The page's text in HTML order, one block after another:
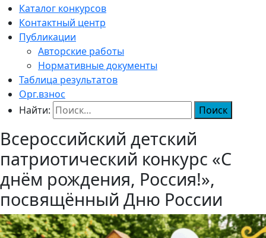
Каталог конкурсов
Контактный центр
Публикации
Авторские работы
Нормативные документы
Таблица результатов
Орг.взнос
Найти:
Всероссийский детский
патриотический конкурс «С
днём рождения, Россия!»,
посвящённый Дню России